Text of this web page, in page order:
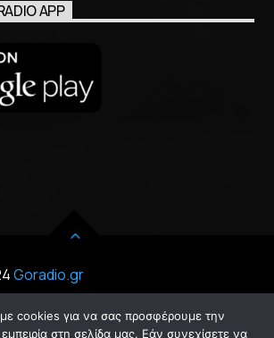
APP
Goradio.gr
cookies για να σας προσφέρουμε την
στη σελίδα μας. Εάν συνεχίσετε να